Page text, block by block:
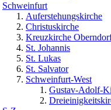
Schweinfurt
Auferstehungskirche
Christuskirche
Kreuzkirche
St. Johannis
St. Lukas
St. Salvator
Schweinfurt-West
Gustav-Adolf-